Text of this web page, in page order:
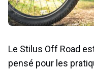
Le Stilus Off Road
pensé pour les